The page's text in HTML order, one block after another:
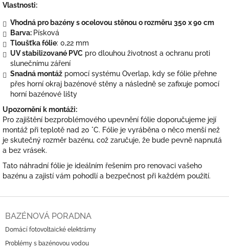
Vlastnosti:
Vhodná pro bazény s ocelovou stěnou o rozměru 350 x 90 cm
Barva: Písková
Tloušťka fólie: 0,22 mm
UV stabilizované PVC pro dlouhou životnost a ochranu proti
slunečnímu záření
Snadná montáž pomocí systému Overlap, kdy se fólie přehne
přes horní okraj bazénové stěny a následně se zafixuje pomocí
horní bazénové lišty
Upozornění k montáži:
Pro zajištění bezproblémového upevnění fólie doporučujeme její
montáž při teplotě nad 20 °C. Fólie je vyráběna o něco menší než
je skutečný rozměr bazénu, což zaručuje, že bude pevně napnutá
a bez vrásek.
Tato náhradní fólie je ideálním řešením pro renovaci vašeho
bazénu a zajistí vám pohodlí a bezpečnost při každém použití.
BAZÉNOVÁ PORADNA
Domácí fotovoltaické elektrárny
Problémy s bazénovou vodou